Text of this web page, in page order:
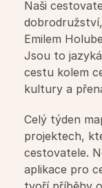
Jazykové
Jazykové
Letní intenzivní
Naši
Emilem
Jsou to
cestu kolem
kultury a
Celý týden
projektech,
cestovatele.
aplikace pro